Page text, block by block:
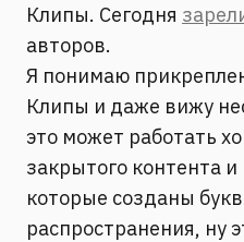
Клипы. Сегодня
авторов.
Я понимаю
Клипы и даже вижу
это может работать
закрытого контента
которые созданы
распространения, ну